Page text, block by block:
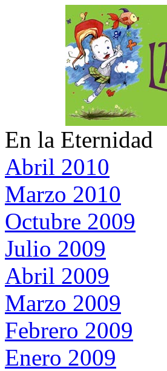
En la Eternidad
Abril 2010
Marzo 2010
Octubre 2009
Julio 2009
Abril 2009
Marzo 2009
Febrero 2009
Enero 2009